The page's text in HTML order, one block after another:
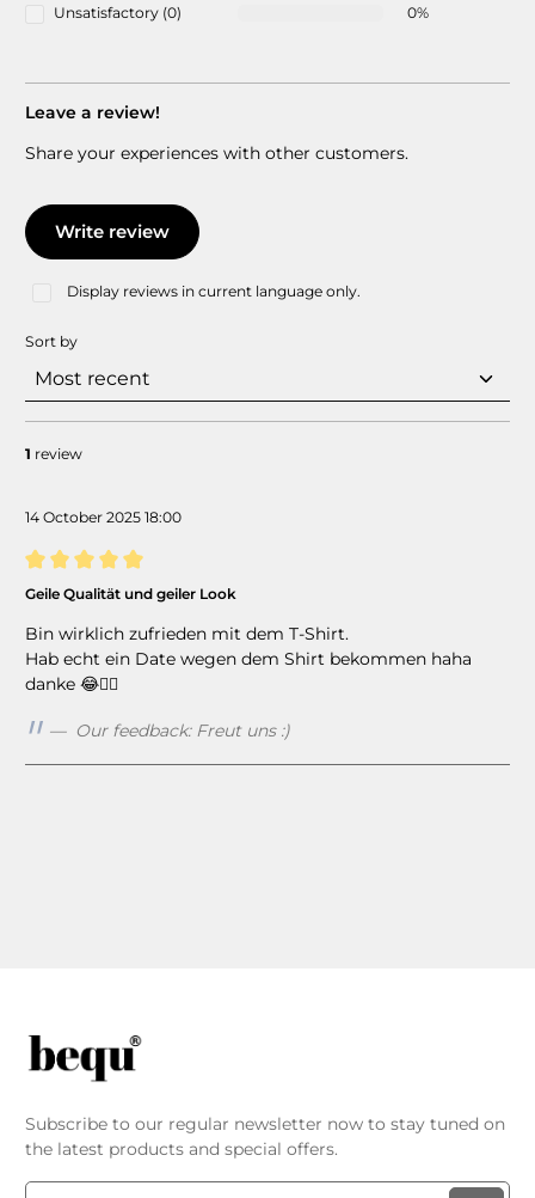
Unsatisfactory (0) 0%
Leave a review!
Share your experiences with other customers.
Write review
Display reviews in current language only.
Sort by
1 review
14 October 2025 18:00
Review with rating of 5 out of 5 stars
Geile Qualität und geiler Look
Bin wirklich zufrieden mit dem T-Shirt.
Hab echt ein Date wegen dem Shirt bekommen haha
danke 😂👍🏻
Our feedback: Freut uns :)
Subscribe to our regular newsletter now to stay tuned on
the latest products and special offers.
Email address*